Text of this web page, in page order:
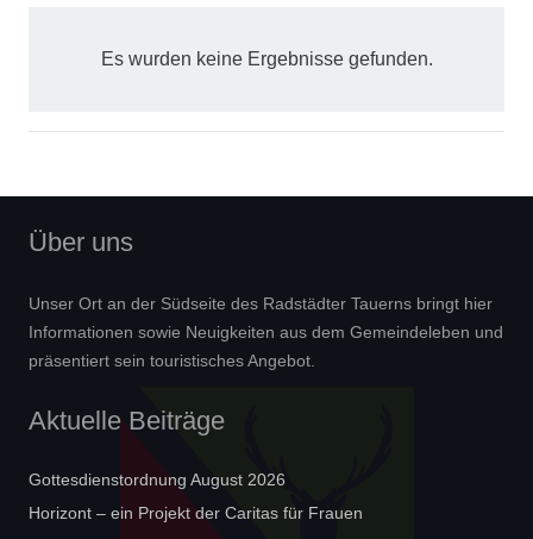
Es wurden keine Ergebnisse gefunden.
Über uns
Unser Ort an der Südseite des Radstädter Tauerns bringt hier
Informationen sowie Neuigkeiten aus dem Gemeindeleben und
präsentiert sein touristisches Angebot.
Aktuelle Beiträge
Gottesdienstordnung August 2026
Horizont – ein Projekt der Caritas für Frauen